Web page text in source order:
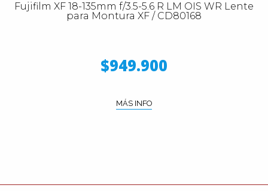
Fujifilm XF 18-135mm f/3.5-5.6 R LM OIS WR Lente
para Montura XF / CD80168
$949.900
MÁS INFO